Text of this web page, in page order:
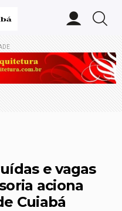
e vagas
aciona
Cuiabá